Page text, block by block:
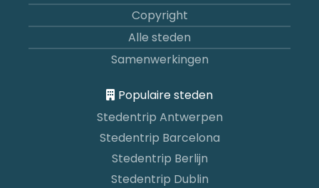
Copyright
Alle steden
Samenwerkingen
Populaire steden
Stedentrip Antwerpen
Stedentrip Barcelona
Stedentrip Berlijn
Stedentrip Dublin